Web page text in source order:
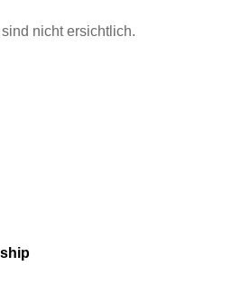
nicht ersichtlich.